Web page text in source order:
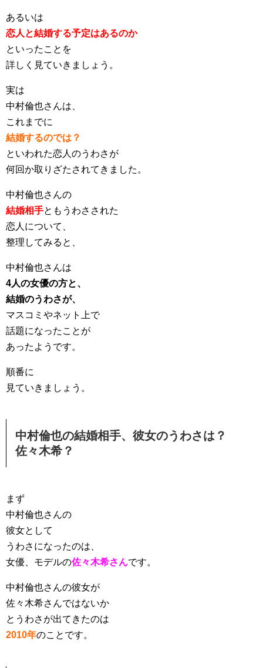
あるいは
恋人と結婚する予定はあるのか
といったことを
詳しく見ていきましょう。
実は
中村倫也さんは、
これまでに
結婚するのでは？
といわれた恋人のうわさが
何回か取りざたされてきました。
中村倫也さんの
結婚相手ともうわさされた
恋人について、
整理してみると、
中村倫也さんは
4人の女優の方と、
結婚のうわさが、
マスコミやネット上で
話題になったことが
あったようです。
順番に
見ていきましょう。
中村倫也の結婚相手、彼女のうわさは？
佐々木希？
まず
中村倫也さんの
彼女として
うわさになったのは、
女優、モデルの佐々木希さんです。
中村倫也さんの彼女が
佐々木希さんではないか
とうわさが出てきたのは
2010年のことです。